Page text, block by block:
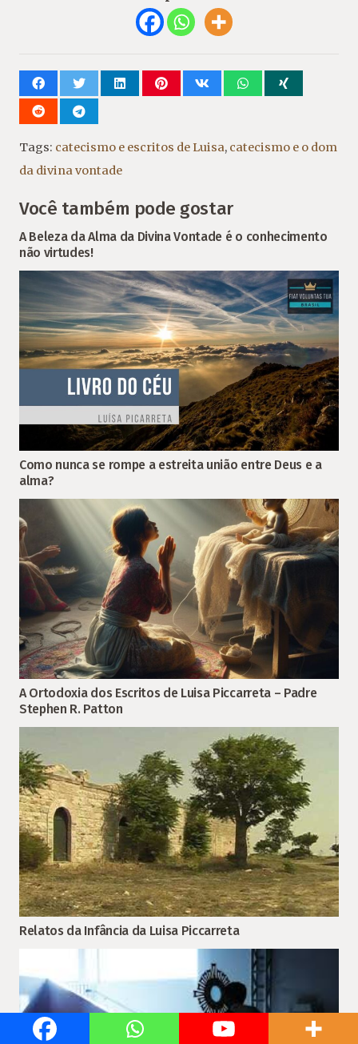
Tags: catecismo e escritos de Luisa, catecismo e o dom
da divina vontade
Você também pode gostar
A Beleza da Alma da Divina Vontade é o conhecimento
não virtudes!
Como nunca se rompe a estreita união entre Deus e a
alma?
A Ortodoxia dos Escritos de Luisa Piccarreta – Padre
Stephen R. Patton
Relatos da Infância da Luisa Piccarreta